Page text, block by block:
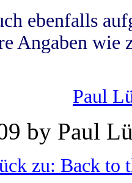
ebenfalls
Angaben wie
Paul
by Paul
zu: Back to